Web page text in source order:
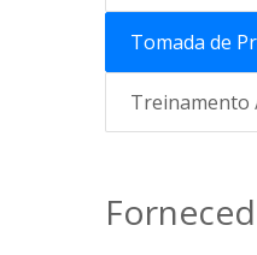
Tomada de
Treinamento